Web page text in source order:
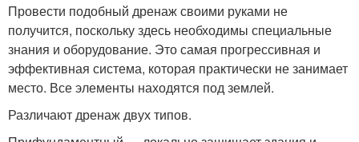
Провести подобный дренаж своими руками не
получится, поскольку здесь необходимы специальные
знания и оборудование. Это самая прогрессивная и
эффективная система, которая практически не занимает
место. Все элементы находятся под землей.
Различают дренаж двух типов.